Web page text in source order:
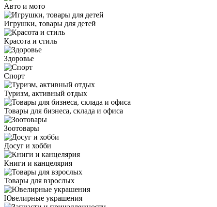
Авто и мото
Игрушки, товары для детей
Красота и стиль
Здоровье
Спорт
Туризм, активный отдых
Товары для бизнеса, склада и офиса
Зоотовары
Досуг и хобби
Книги и канцелярия
Товары для взрослых
Ювелирные украшения